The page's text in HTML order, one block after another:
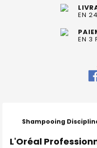
EN
EN 3
ENSEMBLE
Shampooing
L'Oréal